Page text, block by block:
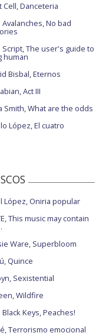
Cell, Danceteria
Avalanches, No bad
Script, The user's guide to
human
Bisbal, Eternos
Act III
Smith, What are the odds
López, El cuatro
López, Oniria popular
This music may contain
Ware, Superbloom
Quince
Sexistential
Wildfire
Black Keys, Peaches!
Terrorismo emocional